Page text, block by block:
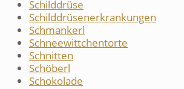
Schilddrüse
Schilddrüsenerkrankungen
Schmankerl
Schneewittchentorte
Schnitten
Schöberl
Schokolade